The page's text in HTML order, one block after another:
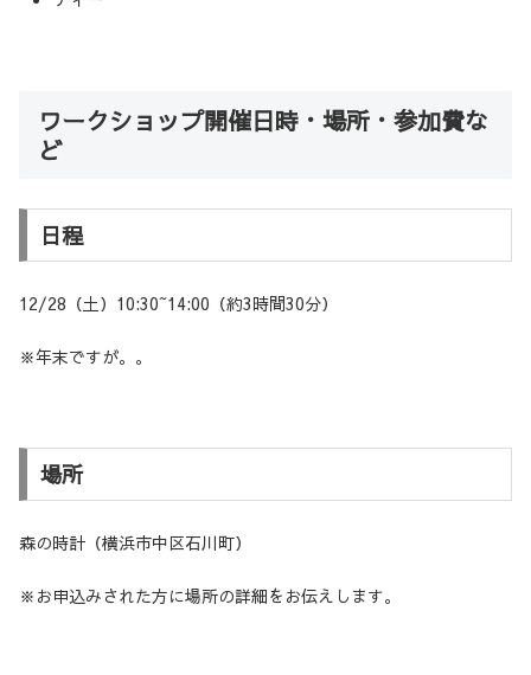
ワークショップ開催日時・場所・参加費な
ど
日程
12/28（土）10:30~14:00（約3時間30分）
※年末ですが。。
場所
森の時計（横浜市中区石川町）
※お申込みされた方に場所の詳細をお伝えします。